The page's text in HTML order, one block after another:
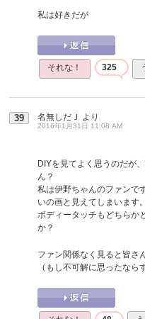
私は好きだが
それな！ 325
39 名無しだＪ より
2016年1月31日 11:08 AM
DIYを見てよく思うのだが
ん？
私は伊野ちゃんのファンで
いの画と見えてしまいます
ボディータッチもどちらか
か？
ファン関係なく見ると皆さ
（もし不可解に思ったなら